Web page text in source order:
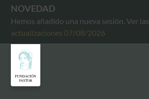
NOVEDAD
Hemos añadido una nueva sesión. Ver las
actualizaciones 07/08/2026